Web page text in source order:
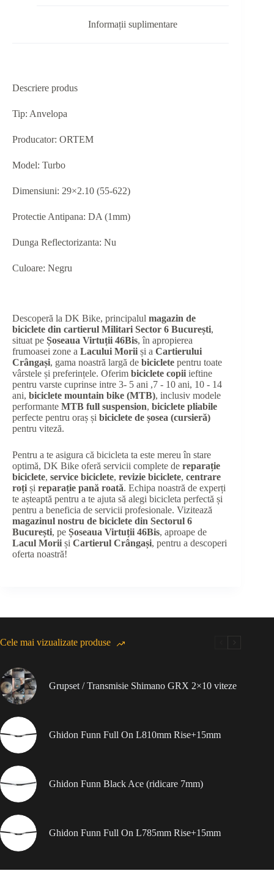
Informații suplimentare
Descriere produs
Tip: Anvelopa
Producator: ORTEM
Model: Turbo
Dimensiuni: 29×2.10 (55-622)
Protectie Antipana: DA (1mm)
Dunga Reflectorizanta: Nu
Culoare: Negru
Descoperă la DK Bike, principalul magazin de
biciclete din cartierul Militari Sector 6 București,
situat pe Șoseaua Virtuții 46Bis, în apropierea
frumoasei zone a Lacului Morii și a Cartierului
Crângași, gama noastră largă de biciclete pentru toate
vârstele și preferințele. Oferim biciclete copii ieftine
pentru varste cuprinse intre 3- 5 ani ,7 - 10 ani, 10 - 14
ani, biciclete mountain bike (MTB), inclusiv modele
performante MTB full suspension, biciclete pliabile
perfecte pentru oraș și biciclete de șosea (cursieră)
pentru viteză.
Pentru a te asigura că bicicleta ta este mereu în stare
optimă, DK Bike oferă servicii complete de reparație
biciclete, service biciclete, revizie biciclete, centrare
roți și reparație pană roată. Echipa noastră de experți
te așteaptă pentru a te ajuta să alegi bicicleta perfectă și
pentru a beneficia de servicii profesionale. Vizitează
magazinul nostru de biciclete din Sectorul 6
București, pe Șoseaua Virtuții 46Bis, aproape de
Lacul Morii și Cartierul Crângași, pentru a descoperi
oferta noastră!
Cele mai vizualizate produse
Grupset / Transmisie Shimano GRX 2×10 viteze
Ghidon Funn Full On L810mm Rise+15mm
Ghidon Funn Black Ace (ridicare 7mm)
Ghidon Funn Full On L785mm Rise+15mm